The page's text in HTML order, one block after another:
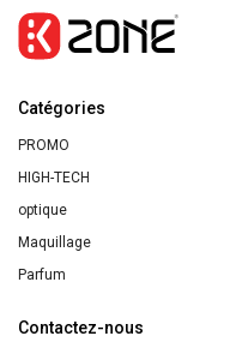
Douche
BIO
Vera
&
Fleur
de
Verveine
200ML
Catégories
PROMO
HIGH-TECH
optique
Maquillage
Parfum
Contactez-nous